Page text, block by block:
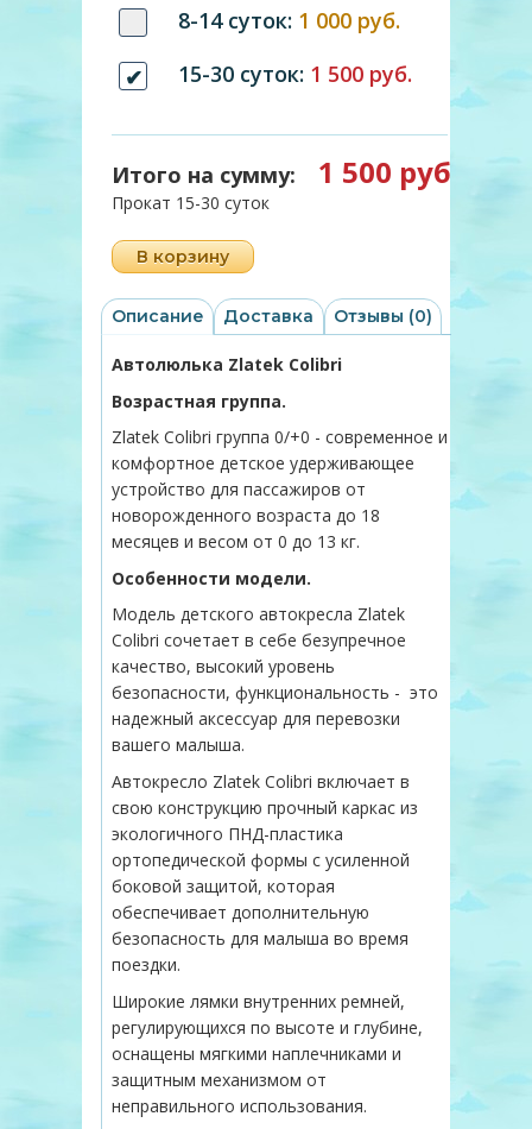
8-14 суток: 1 000 руб.
15-30 суток: 1 500 руб.
Итого на сумму: 1 500 руб
Прокат 15-30 суток
В корзину
Описание Доставка Отзывы (0)
Автолюлька Zlatek Colibri
Возрастная группа.
Zlatek Colibri группа 0/+0 - современное и
комфортное детское удерживающее
устройство для пассажиров от
новорожденного возраста до 18
месяцев и весом от 0 до 13 кг.
Особенности модели.
Модель детского автокресла Zlatek
Colibri сочетает в себе безупречное
качество, высокий уровень
безопасности, функциональность - это
надежный аксессуар для перевозки
вашего малыша.
Автокресло Zlatek Colibri включает в
свою конструкцию прочный каркас из
экологичного ПНД-пластика
ортопедической формы с усиленной
боковой защитой, которая
обеспечивает дополнительную
безопасность для малыша во время
поездки.
Широкие лямки внутренних ремней,
регулирующихся по высоте и глубине,
оснащены мягкими наплечниками и
защитным механизмом от
неправильного использования.